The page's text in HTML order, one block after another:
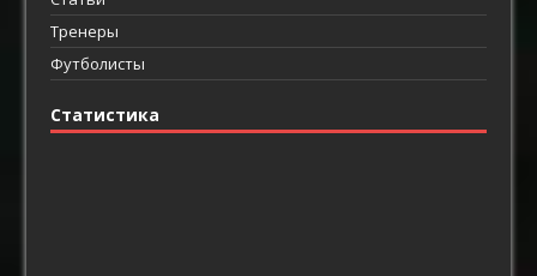
Тренеры
Футболисты
Статистика